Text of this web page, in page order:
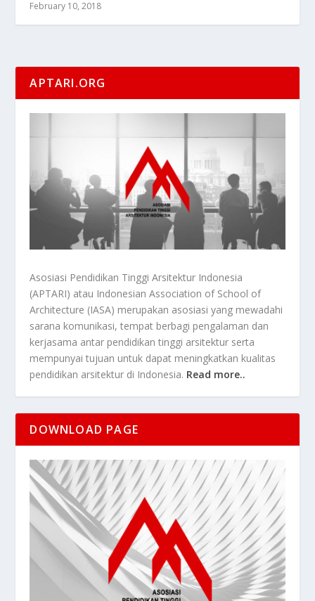
February 10, 2018
APTARI.ORG
Asosiasi Pendidikan Tinggi Arsitektur Indonesia
(APTARI) atau Indonesian Association of School of
Architecture (IASA) merupakan asosiasi yang mewadahi
sarana komunikasi, tempat berbagi pengalaman dan
kerjasama antar pendidikan tinggi arsitektur serta
mempunyai tujuan untuk dapat meningkatkan kualitas
pendidikan arsitektur di Indonesia. Read more..
DOWNLOAD PAGE